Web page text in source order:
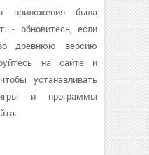
приложения была
- обновитесь, если
древнюю версию
на сайте и
устанавливать
и программы